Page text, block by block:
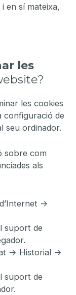
en sí mateixa,
les
les cookies
configuració de
seu ordinador.
sobre com
als
->
suport de
-> Historial ->
suport de